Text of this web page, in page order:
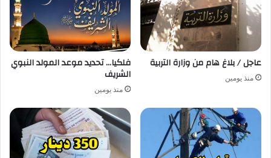
عاجل / بلاغ هام من وزارة التربية
منذ يومين
فلكيا… تحديد موعد المولد النبوي
الشريف
منذ يومين